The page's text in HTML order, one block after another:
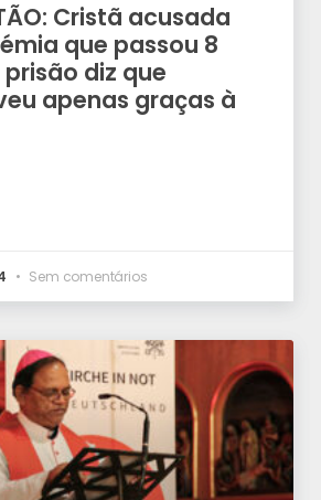
Cristã acusada
que passou 8
diz que
apenas graças à
Sem comentários